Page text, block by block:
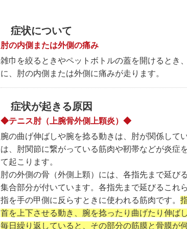
症状について
肘の内側または外側の痛み
雑巾を絞るときやペットボトルの蓋を開けるとき
に、肘の内側または外側に痛みが走ります。
症状が起きる原因
◆テニス肘（上腕骨外側上顆炎）◆
腕の曲げ伸ばしや腕を捻る動きは、肘が関係して
は、肘関節に繋がっている筋肉や靭帯などが炎症
て起こります。
肘の外側の骨（外側上顆）には、各指先まで延び
集合部分が付いています。各指先まで延びるこれ
指を手の甲側に反らすときに使われる筋肉です。
首を上下させる動き、腕を捻ったり曲げたり伸ば
毎日繰り返していると、その部分の筋膜と骨膜が